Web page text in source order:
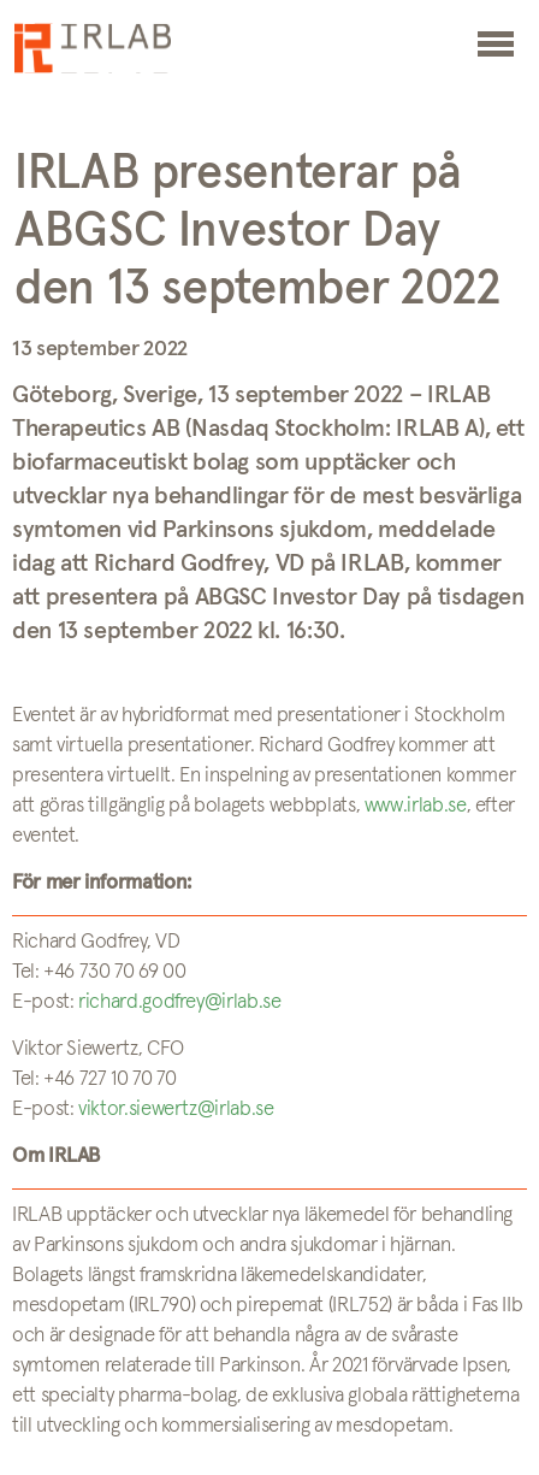
IRLAB presenterar på
ABGSC Investor Day
den 13 september 2022
13 september 2022
Göteborg, Sverige, 13 september 2022 – IRLAB
Therapeutics AB (Nasdaq Stockholm: IRLAB A), ett
biofarmaceutiskt bolag som upptäcker och
utvecklar nya behandlingar för de mest besvärliga
symtomen vid Parkinsons sjukdom, meddelade
idag att Richard Godfrey, VD på IRLAB, kommer
att presentera på ABGSC Investor Day på tisdagen
den 13 september 2022 kl. 16:30.
Eventet är av hybridformat med presentationer i Stockholm
samt virtuella presentationer. Richard Godfrey kommer att
presentera virtuellt. En inspelning av presentationen kommer
att göras tillgänglig på bolagets webbplats, www.irlab.se, efter
eventet.
För mer information:
Richard Godfrey, VD
Tel: +46 730 70 69 00
E-post: richard.godfrey@irlab.se
Viktor Siewertz, CFO
Tel: +46 727 10 70 70
E-post:viktor.siewertz@irlab.se
Om IRLAB
IRLAB upptäcker och utvecklar nya läkemedel för behandling
av Parkinsons sjukdom och andra sjukdomar i hjärnan.
Bolagets längst framskridna läkemedelskandidater,
mesdopetam (IRL790) och pirepemat (IRL752) är båda i Fas IIb
och är designade för att behandla några av de svåraste
symtomen relaterade till Parkinson. År 2021 förvärvade Ipsen,
ett specialty pharma-bolag, de exklusiva globala rättigheterna
till utveckling och kommersialisering av mesdopetam.